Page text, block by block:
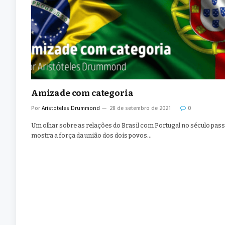
Amizade com categoria
Por Aristoteles Drummond 28 de setembro de 2021 0
Um olhar sobre as relações do Brasil com Portugal no século
mostra a força da união dos dois povos…